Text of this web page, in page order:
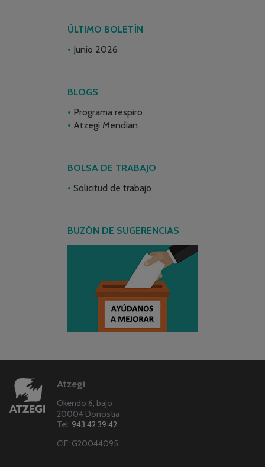
ÚLTIMO BOLETÍN
Junio 2026
BLOGS
Programa respiro
Atzegi Mendian
BOLSA DE TRABAJO
Solicitud de trabajo
BUZÓN DE SUGERENCIAS
Atzegi
Okendo 6, bajo
20004 Donostia
Tel: 943 42 39 42
CIF: G20044095